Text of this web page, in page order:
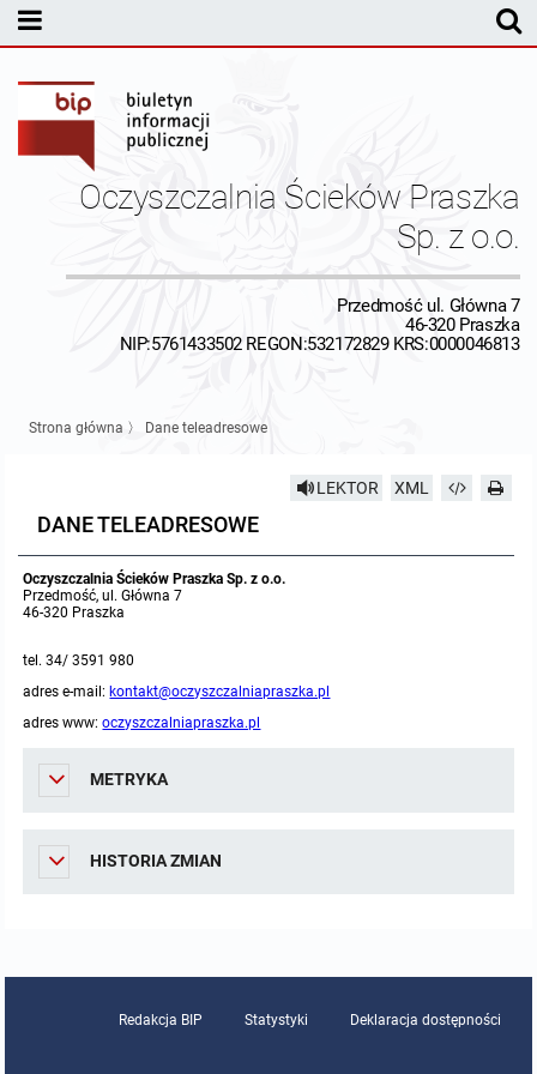
Oczyszczalnia Ścieków Praszka
Sp. z o.o.
Przedmość ul. Główna 7
46-320 Praszka
NIP:5761433502 REGON:532172829 KRS:0000046813
Dane teleadresowe
Status prawny
Przedmiot działalności
Struktura własnościowa
Strona główna 〉 Dane teleadresowe
LEKTOR XML
DANE TELEADRESOWE
Oczyszczalnia Ścieków Praszka Sp. z o.o.
Przedmość, ul. Główna 7
46-320 Praszka
tel. 34/ 3591 980
adres e-mail: kontakt@oczyszczalniapraszka.pl
adres www:oczyszczalniapraszka.pl
METRYKA
HISTORIA ZMIAN
Redakcja BIP Statystyki Deklaracja dostępności